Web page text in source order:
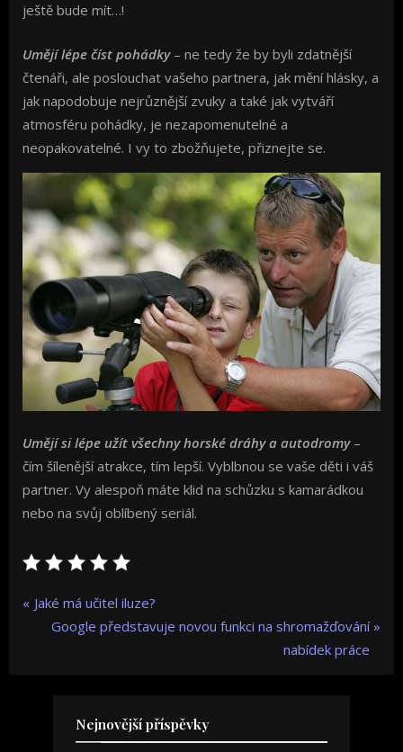
ještě bude mít…!
Umějí lépe číst pohádky– ne tedy že by byli zdatnější
čtenáři, ale poslouchat vašeho partnera, jak mění hlásky, a
jak napodobuje nejrůznější zvuky a také jak vytváří
atmosféru pohádky, je nezapomenutelné a
neopakovatelné. I vy to zbožňujete, přiznejte se.
Umějí si lépe užít všechny horské dráhy a autodromy–
čím šílenější atrakce, tím lepší. Vyblbnou se vaše děti i váš
partner. Vy alespoň máte klid na schůzku s kamarádkou
nebo na svůj oblíbený seriál.
Navigace
P
Jaké má učitel iluze?
N
Google představuje novou funkci na shromažďování
nabídek práce
Nejnovější příspěvky